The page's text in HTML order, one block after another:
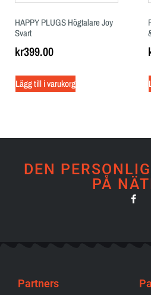
HAPPY PLUGS Högtalare Joy
Svart
kr399.00
Lägg till i varukorg
DEN
PÅ
Partners